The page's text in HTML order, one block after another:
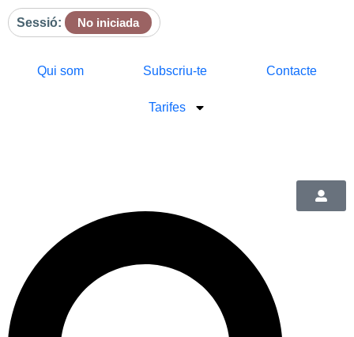
Sessió: No iniciada
Qui som Subscriu-te Contacte
Tarifes